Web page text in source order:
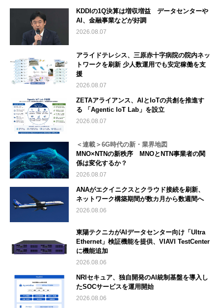
KDDIの1Q決算は増収増益 データセンターや
AI、金融事業などが好調
2026.08.07
アライドテレシス、三原赤十字病院の院内ネッ
トワークを刷新 少人数運用でも安定稼働を支
援
2026.08.07
ZETAアライアンス、AIとIoTの共創を推進す
る 「Agentic IoT Lab」を設立
2026.08.07
＜連載＞6G時代の新・業界地図
MNO×NTNの新秩序 MNOとNTN事業者の関
係は変化するか？
2026.08.07
ANAがエクイニクスとクラウド接続を刷新、
ネットワーク構築期間が数カ月から数週間へ
2026.08.06
東陽テクニカがAIデータセンター向け「Ultra
Ethernet」検証機能を提供、VIAVI TestCenter
に機能追加
2026.08.06
NRIセキュア、独自開発のAI統制基盤を導入し
たSOCサービスを運用開始
2026.08.06